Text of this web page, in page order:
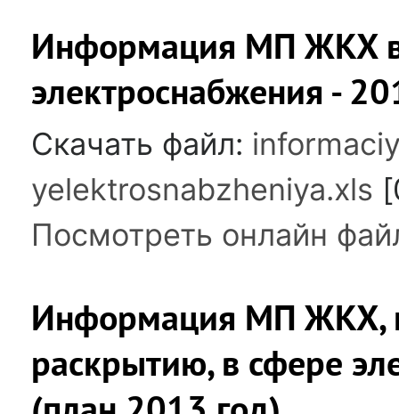
Информация МП ЖКХ
электроснабжения -
Скачать файл:
yelektrosnabzheniya.xls
Посмотреть онлайн
Информация МП ЖКХ,
раскрытию, в сфере